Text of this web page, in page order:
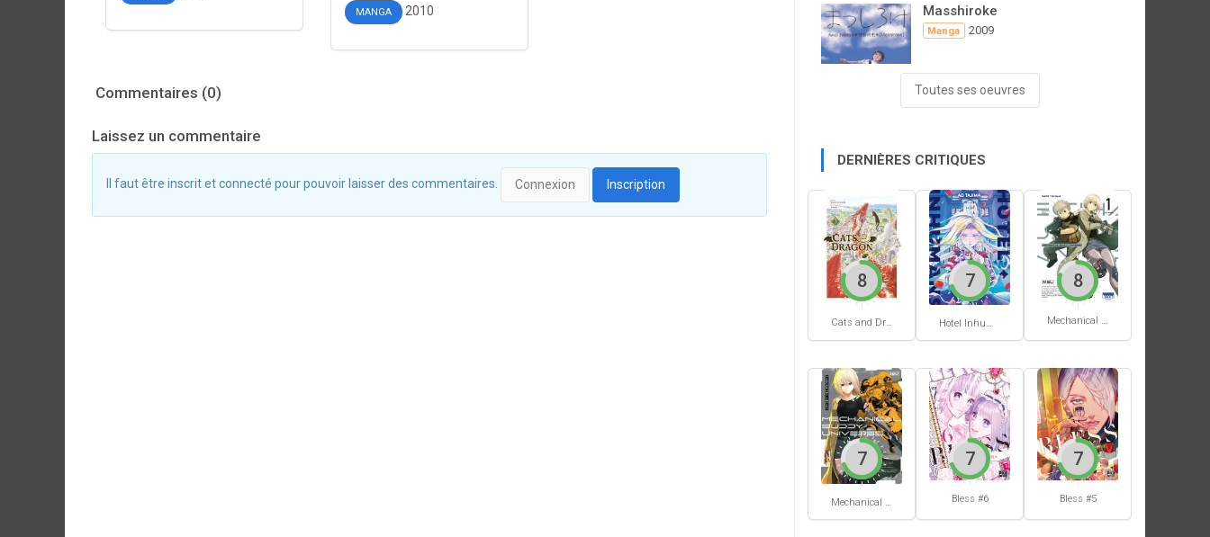
MANGA 2010
Commentaires (0)
Laissez un commentaire
Il faut être inscrit et connecté pour pouvoir laisser des commentaires. Connexion Inscription
Masshiroke
Manga 2009
Toutes ses oeuvres
DERNIÈRES CRITIQUES
Cats and Dragon #3
8
Hotel Inhumans #1
7 8
7
Bless #6
7
Bless #5
7